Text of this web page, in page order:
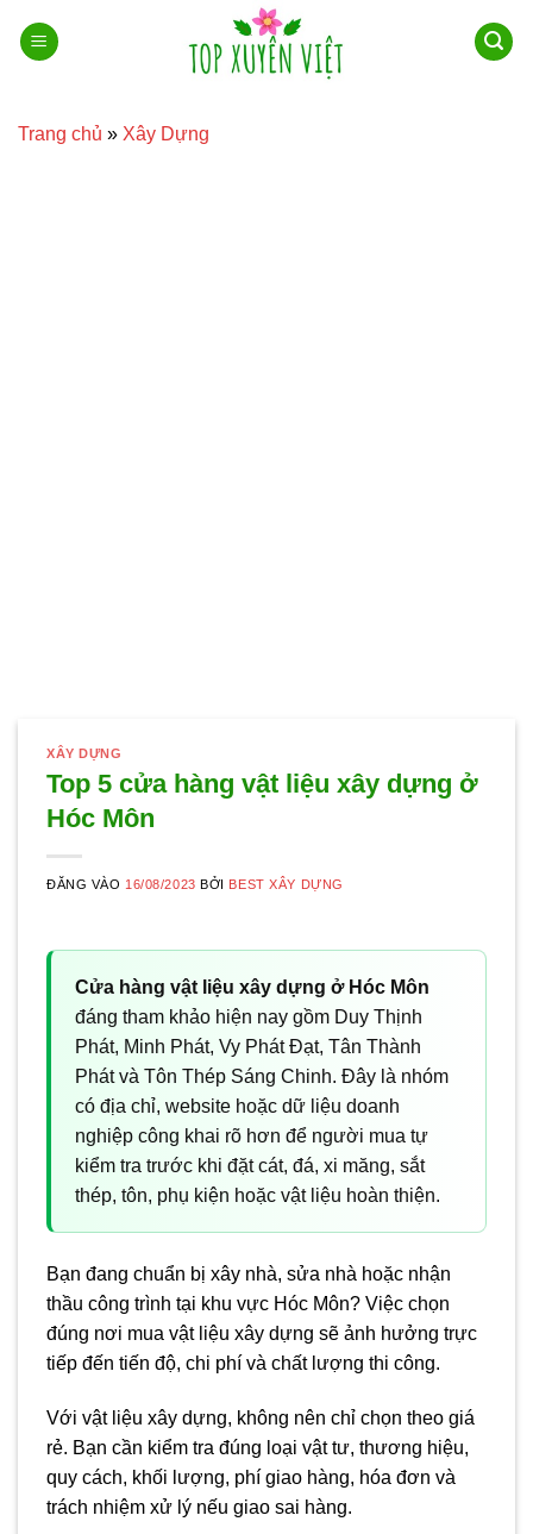
qua
Trang chủ » Xây Dựng
XÂY DỰNG
Top 5 cửa hàng vật liệu xây dựng ở
Hóc Môn
ĐĂNG VÀO 16/08/2023 BỞI BEST XÂY DỰNG
Cửa hàng vật liệu xây dựng ở Hóc Môn
đáng tham khảo hiện nay gồm Duy Thịnh
Phát, Minh Phát, Vy Phát Đạt, Tân Thành
Phát và Tôn Thép Sáng Chinh. Đây là nhóm
có địa chỉ, website hoặc dữ liệu doanh
nghiệp công khai rõ hơn để người mua tự
kiểm tra trước khi đặt cát, đá, xi măng, sắt
thép, tôn, phụ kiện hoặc vật liệu hoàn thiện.
Bạn đang chuẩn bị xây nhà, sửa nhà hoặc nhận
thầu công trình tại khu vực Hóc Môn? Việc chọn
đúng nơi mua vật liệu xây dựng sẽ ảnh hưởng trực
tiếp đến tiến độ, chi phí và chất lượng thi công.
Với vật liệu xây dựng, không nên chỉ chọn theo giá
rẻ. Bạn cần kiểm tra đúng loại vật tư, thương hiệu,
quy cách, khối lượng, phí giao hàng, hóa đơn và
trách nhiệm xử lý nếu giao sai hàng.